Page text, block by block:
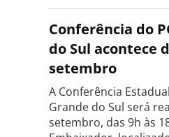
Estadual
do
PCdoB
Tocantins
será
realizada
dia
18
de
Conferência do
do Sul acontece
setembro
A Conferência
Grande do Sul será
setembro, das 9h às